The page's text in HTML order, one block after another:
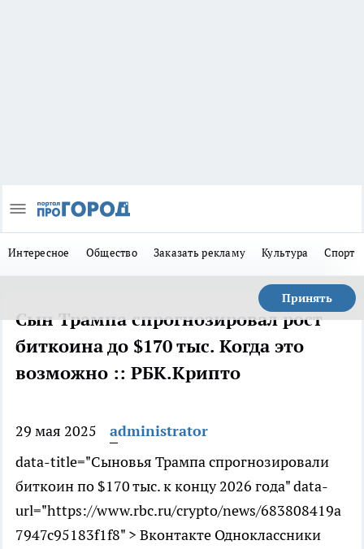
Интересное Общество Заказать рекламу Культура Спорт
Принять
Сын Трампа спрогнозировал рост
биткоина до $170 тыс. Когда это
возможно :: РБК.Крипто
29 мая 2025
administrator
data-title="Cыновья Трампа спрогнозировали
биткоин по $170 тыс. к концу 2026 года" data-
url="https://www.rbc.ru/crypto/news/683808419a
7947c95183f1f8" > Вконтакте Одноклассники